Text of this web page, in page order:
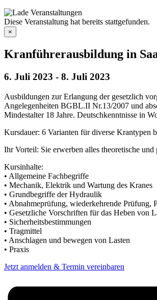
Diese Veranstaltung hat bereits stattgefunden.
×
Kranführerausbildung in
6. Juli 2023 - 8. Juli 2023
Ausbildungen zur Erlangung der gesetzlich
Angelegenheiten BGBL.II Nr.13/2007 und
Mindestalter 18 Jahre. Deutschkenntnisse in
Kursdauer: 6 Varianten für diverse Krantypen
Ihr Vorteil: Sie erwerben alles theoretische
Kursinhalte:
• Allgemeine Fachbegriffe
• Mechanik, Elektrik und Wartung des Kranes
• Grundbegriffe der Hydraulik
• Abnahmeprüfung, wiederkehrende Prüfung,
• Gesetzliche Vorschriften für das Heben von
• Sicherheitsbestimmungen
• Tragmittel
• Anschlagen und bewegen von Lasten
• Praxis
Jetzt anmelden & Termin vereinbaren